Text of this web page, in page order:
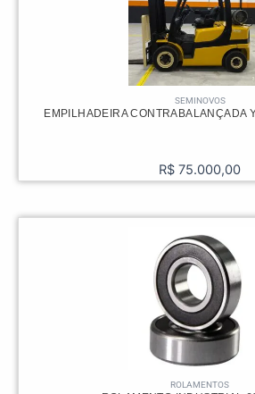
SEMINOVOS
EMPILHADEIRA CONTRABALANÇADA
R$ 75.000,00
ROLAMENTOS